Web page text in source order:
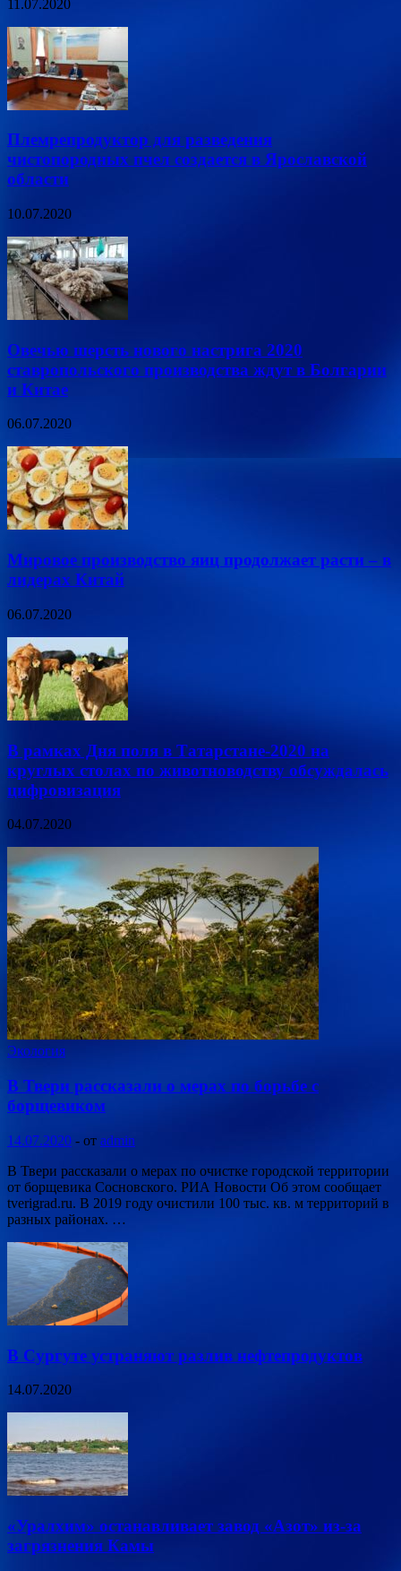
11.07.2020
Племрепродуктор для разведения
чистопородных пчел создается в Ярославской
области
10.07.2020
Овечью шерсть нового настрига 2020
ставропольского производства ждут в Болгарии
и Китае
06.07.2020
Мировое производство яиц продолжает расти – в
лидерах Китай
06.07.2020
В рамках Дня поля в Татарстане-2020 на
круглых столах по животноводству обсуждалась
цифровизация
04.07.2020
Экология
В Твери рассказали о мерах по борьбе с
борщевиком
14.07.2020 - от admin
В Твери рассказали о мерах по очистке городской территории
от борщевика Сосновского. РИА Новости Об этом сообщает
tverigrad.ru. В 2019 году очистили 100 тыс. кв. м территорий в
разных районах. …
В Сургуте устраняют разлив нефтепродуктов
14.07.2020
«Уралхим» останавливает завод «Азот» из-за
загрязнения Камы